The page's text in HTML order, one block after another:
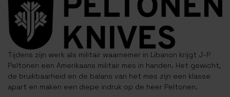
Tijdens zijn werk als militair waarnemer in Libanon krijgt J-P
Peltonen een Amerikaans militair mes in handen. Het gewicht,
de bruikbaarheid en de balans van het mes zijn een klasse
apart en maken een diepe indruk op de heer Peltonen.